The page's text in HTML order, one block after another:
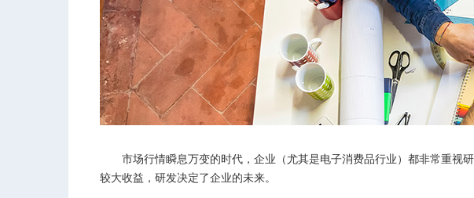
市场行情瞬息万变的时代，企业（尤其是电子消费品行业）都非常重视
较大收益，研发决定了企业的未来。